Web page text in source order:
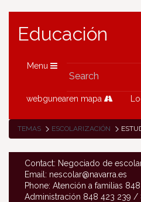
Educación
Menu
webgunearen mapa
TEMAS ESCOLARIZACIÓN
Contact: Negociado de
Email: nescolar@navarra.es
Phone: Atención a familias
Administración 848 423 239 /